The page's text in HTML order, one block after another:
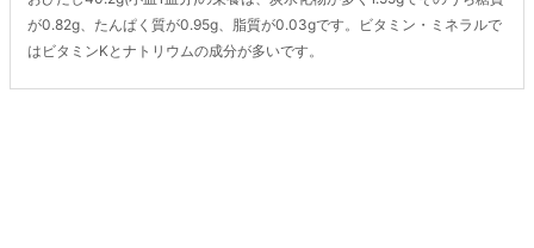
が0.82g、たんぱく質が0.95g、脂質が0.03gです。ビタミン・ミネラルで
はビタミンKとナトリウムの成分が多いです。